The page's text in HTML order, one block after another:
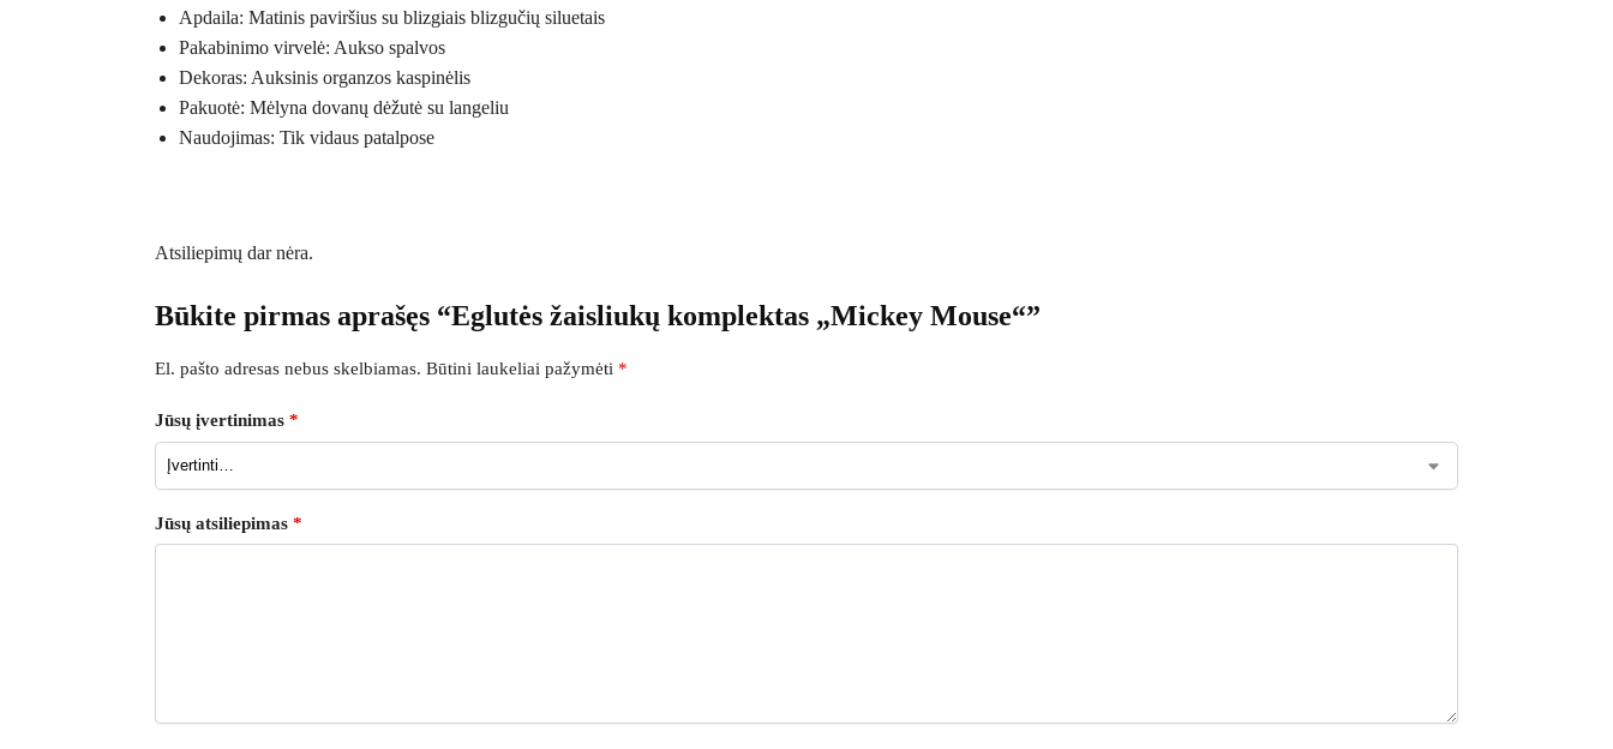
Apdaila: Matinis paviršius su blizgiais blizgučių siluetais
Pakabinimo virvelė: Aukso spalvos
Dekoras: Auksinis organzos kaspinėlis
Pakuotė: Mėlyna dovanų dėžutė su langeliu
Naudojimas: Tik vidaus patalpose
Atsiliepimų dar nėra.
Būkite pirmas aprašęs “Eglutės žaisliukų komplektas „Mickey Mouse“”
El. pašto adresas nebus skelbiamas. Būtini laukeliai pažymėti *
Jūsų įvertinimas *
Jūsų atsiliepimas *